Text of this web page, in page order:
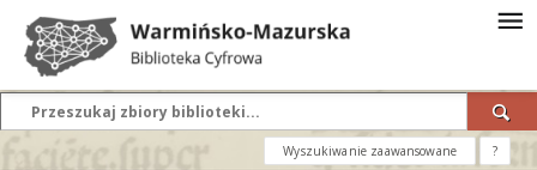
Wyszukiwanie zaawansowane ?